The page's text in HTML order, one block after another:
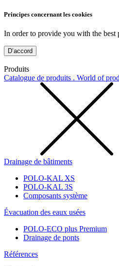
Principes concernant les cookies
In order to provide you with the best
D’accord
Produits
Catalogue de produits . World of
Drainage de bâtiments
POLO-KAL XS
POLO-KAL 3S
Composants système
Évacuation des eaux usées
POLO-ECO plus Premium
Drainage de ponts
Références